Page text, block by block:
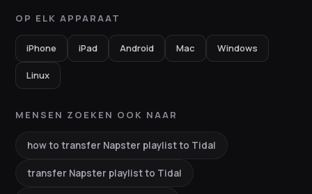
OP ELK APPARAAT
iPhone iPad Android Mac Windows
Linux
MENSEN ZOEKEN OOK NAAR
how to transfer Napster playlist to Tidal
transfer Napster playlist to Tidal